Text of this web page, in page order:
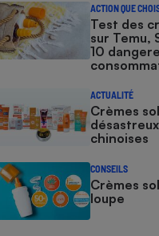
ACTION QUE
Test des
sur Temu,
10
ACTUALITÉ
Crèmes
chinoises
CONSEILS
Crèmes
loupe